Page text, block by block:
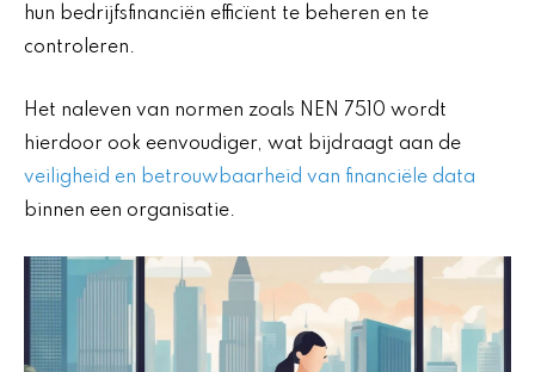
hun bedrijfsfinanciën efficïent te beheren en te
controleren.
Het naleven van normen zoals NEN 7510 wordt
hierdoor ook eenvoudiger, wat bijdraagt aan de
veiligheid en betrouwbaarheid van financiële data
binnen een organisatie.